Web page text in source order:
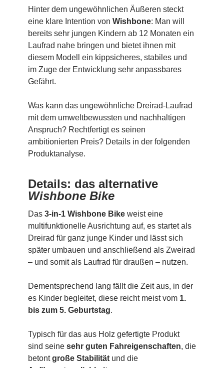
Hinter dem ungewöhnlichen Äußeren steckt
eine klare Intention von Wishbone: Man will
bereits sehr jungen Kindern ab 12 Monaten ein
Laufrad nahe bringen und bietet ihnen mit
diesem Modell ein kippsicheres, stabiles und
im Zuge der Entwicklung sehr anpassbares
Gefährt.
Was kann das ungewöhnliche Dreirad-Laufrad
mit dem umweltbewussten und nachhaltigen
Anspruch? Rechtfertigt es seinen
ambitionierten Preis? Details in der folgenden
Produktanalyse.
Details: das alternative
Wishbone Bike
Das 3-in-1 Wishbone Bike weist eine
multifunktionelle Ausrichtung auf, es startet als
Dreirad für ganz junge Kinder und lässt sich
später umbauen und anschließend als Zweirad
– und somit als Laufrad für draußen – nutzen.
Dementsprechend lang fällt die Zeit aus, in der
es Kinder begleitet, diese reicht meist vom 1.
bis zum 5. Geburtstag.
Typisch für das aus Holz gefertigte Produkt
sind seine sehr guten Fahreigenschaften, die
betontgroße Stabilität und die